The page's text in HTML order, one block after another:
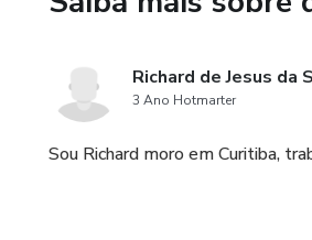
Richard de Jesus da
3 Ano Hotmarter
Sou Richard moro em Curitiba,